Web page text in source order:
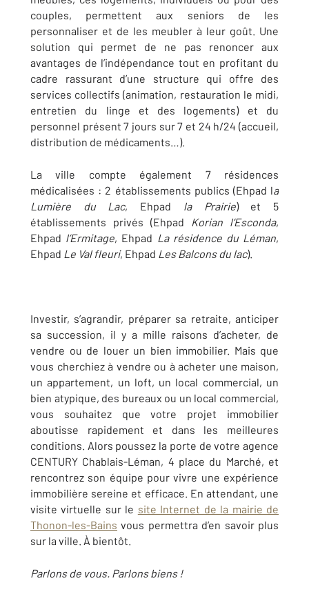
couples, permettent aux seniors de les
personnaliser et de les meubler à leur goût. Une
solution qui permet de ne pas renoncer aux
avantages de l’indépendance tout en profitant du
cadre rassurant d’une structure qui offre des
services collectifs (animation, restauration le midi,
entretien du linge et des logements) et du
personnel présent 7 jours sur 7 et 24 h/24 (accueil,
distribution de médicaments…).
La ville compte également 7 résidences
médicalisées : 2 établissements publics (Ehpad la
Lumière du Lac, Ehpad la Prairie) et 5
établissements privés (Ehpad Korian l’Esconda,
Ehpad l’Ermitage, Ehpad La résidence du Léman,
Ehpad Le Val fleuri, Ehpad Les Balcons du lac).
Investir, s’agrandir, préparer sa retraite, anticiper
sa succession, il y a mille raisons d’acheter, de
vendre ou de louer un bien immobilier. Mais que
vous cherchiez à vendre ou à acheter une maison,
un appartement, un loft, un local commercial, un
bien atypique, des bureaux ou un local commercial,
vous souhaitez que votre projet immobilier
aboutisse rapidement et dans les meilleures
conditions. Alors poussez la porte de votre agence
CENTURY Chablais-Léman, 4 place du Marché, et
rencontrez son équipe pour vivre une expérience
immobilière sereine et efficace. En attendant, une
visite virtuelle sur le site Internet de la mairie de
Thonon-les-Bains vous permettra d’en savoir plus
sur la ville. À bientôt.
Parlons de vous. Parlons biens !